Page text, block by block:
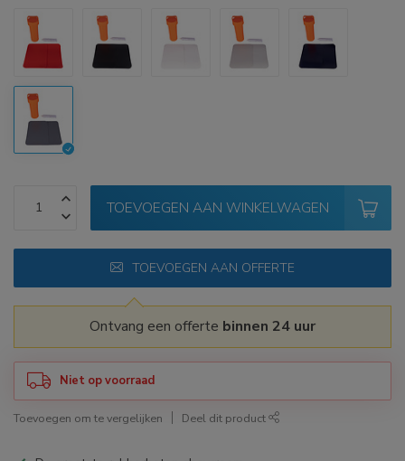
TOEVOEGEN AAN WINKELWAGEN
TOEVOEGEN AAN OFFERTE
Ontvang een offerte binnen 24 uur
Niet op voorraad
Toevoegen om te vergelijken Deel dit product